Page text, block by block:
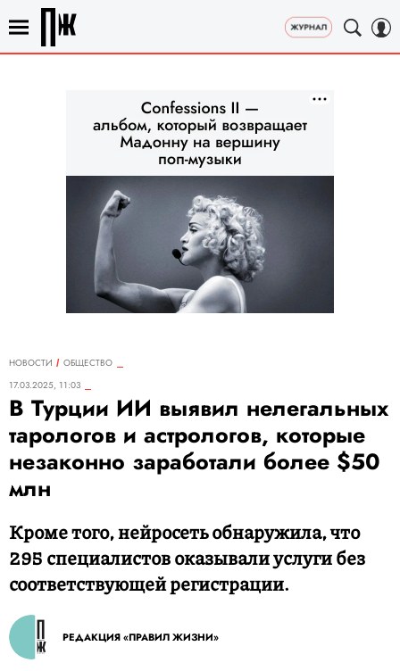
НОВОСТИ
ОБЩЕСТВО
17.03.2025, 11:03
В Турции ИИ выявил нелегальных
тарологов и астрологов, которые
незаконно заработали более $50
млн
Кроме того, нейросеть обнаружила, что
295 специалистов оказывали услуги без
соответствующей регистрации.
РЕДАКЦИЯ «ПРАВИЛ ЖИЗНИ»